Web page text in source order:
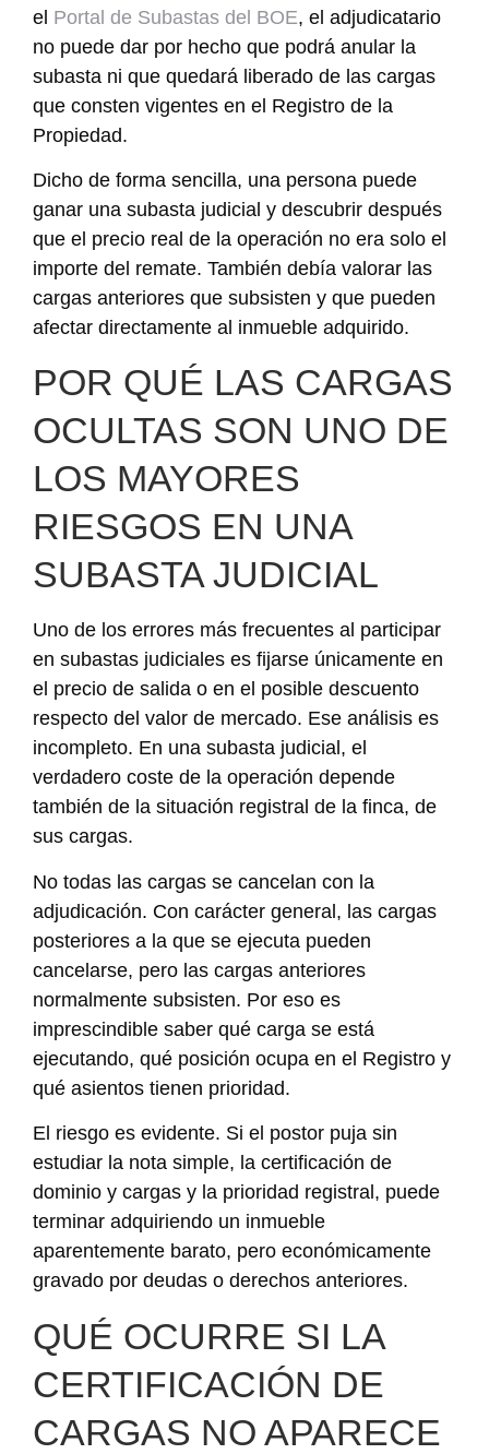
el Portal de Subastas del BOE, el adjudicatario
no puede dar por hecho que podrá anular la
subasta ni que quedará liberado de las cargas
que consten vigentes en el Registro de la
Propiedad.
Dicho de forma sencilla, una persona puede
ganar una subasta judicial y descubrir después
que el precio real de la operación no era solo el
importe del remate. También debía valorar las
cargas anteriores que subsisten y que pueden
afectar directamente al inmueble adquirido.
POR QUÉ LAS CARGAS
OCULTAS SON UNO DE
LOS MAYORES
RIESGOS EN UNA
SUBASTA JUDICIAL
Uno de los errores más frecuentes al participar
en subastas judiciales es fijarse únicamente en
el precio de salida o en el posible descuento
respecto del valor de mercado. Ese análisis es
incompleto. En una subasta judicial, el
verdadero coste de la operación depende
también de la situación registral de la finca, de
sus cargas.
No todas las cargas se cancelan con la
adjudicación. Con carácter general, las cargas
posteriores a la que se ejecuta pueden
cancelarse, pero las cargas anteriores
normalmente subsisten. Por eso es
imprescindible saber qué carga se está
ejecutando, qué posición ocupa en el Registro y
qué asientos tienen prioridad.
El riesgo es evidente. Si el postor puja sin
estudiar la nota simple, la certificación de
dominio y cargas y la prioridad registral, puede
terminar adquiriendo un inmueble
aparentemente barato, pero económicamente
gravado por deudas o derechos anteriores.
QUÉ OCURRE SI LA
CERTIFICACIÓN DE
CARGAS NO APARECE